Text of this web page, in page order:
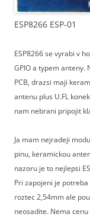
ESP8266 ESP-01
ESP8266 se vyrabi v
GPIO a typem anteny.
PCB, drazsi maji
antenu plus U.FL
nam nebrani pripojit
Ja mam nejradeji
pinu, keramickou
nazoru je to nejlepsi
Pri zapojeni je
roztec 2,54mm ale
neosadite. Nema